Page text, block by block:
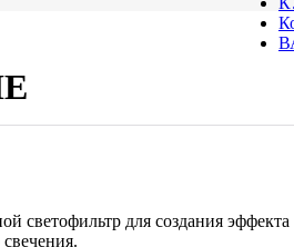
светофильтр для создания эффекта
свечения.